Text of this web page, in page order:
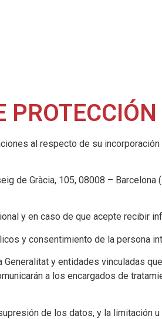
al respecto de su
de Gràcia, 105, 08008 – Barcelona
y en caso de que acepte recibir
y consentimiento de la persona
y entidades vinculadas
a los encargados de
de los datos, y la limitación